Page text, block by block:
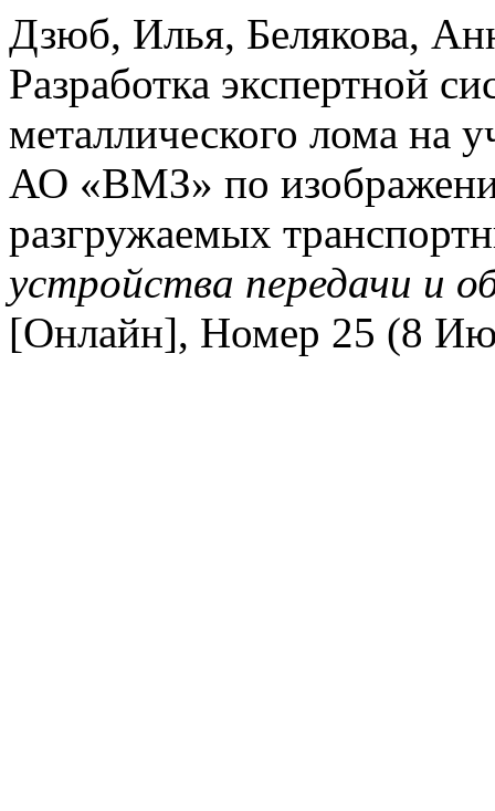
Дзюб, Илья, Белякова,
Разработка экспертной
металлического лома на
АО «ВМЗ» по
разгружаемых
устройства передачи и
[Онлайн], Номер 25 (8